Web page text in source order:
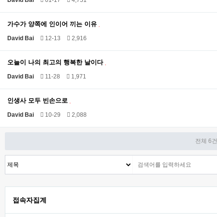
가수가 양쪽에 인이어 끼는 이유
David Bai 12-13 2,916
오늘이 나의 최고의 행복한 날이다
David Bai 11-28 1,971
인생사 모두 빈손으로
David Bai 10-29 2,088
전체 6건
접속자집계